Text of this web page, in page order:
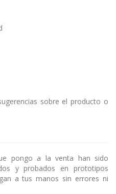
sobre el producto o
pongo a la venta han sido
y probados en prototipos
a tus manos sin errores ni